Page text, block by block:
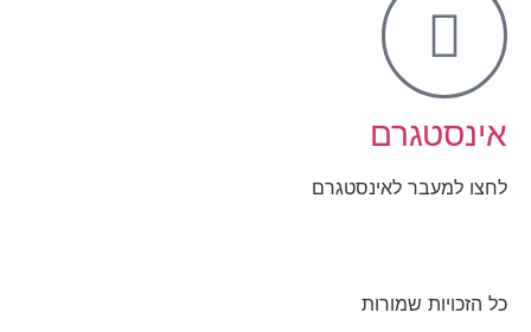
אינסטגרם
לחצו למעבר לאינסטגרם
כל הזכויות שמורות